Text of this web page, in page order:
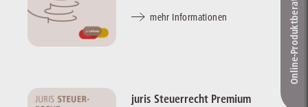
mehr Informationen
juris Steuerrecht Premium
Online-Produkt­berater